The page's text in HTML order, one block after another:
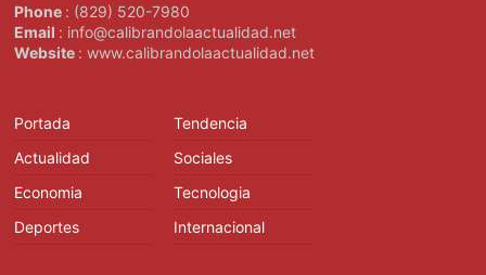
Phone : (829) 520-7980
Email : info@calibrandolaactualidad.net
Website : www.calibrandolaactualidad.net
Portada
Actualidad
Economia
Deportes
Tendencia
Sociales
Tecnologia
Internacional